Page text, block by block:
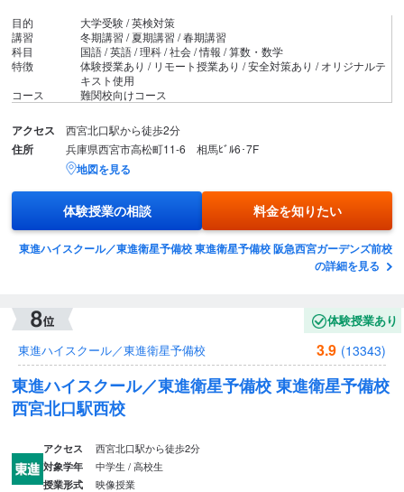
目的
大学受験 / 英検対策
講習
冬期講習 / 夏期講習 / 春期講習
科目
国語 / 英語 / 理科 / 社会 / 情報 / 算数・数学
特徴
体験授業あり / リモート授業あり / 安全対策あり / オリジナルテ
キスト使用
コース
難関校向けコース
アクセス 西宮北口駅から徒歩2分
住所 兵庫県西宮市高松町11-6 相馬ﾋﾞﾙ6･7F
地図を見る
体験授業の相談 料金を知りたい
東進ハイスクール／東進衛星予備校 東進衛星予備校 阪急西宮ガーデンズ前校
の詳細を見る
体験授業あり
東進ハイスクール／東進衛星予備校
3.9 (13343)
東進ハイスクール／東進衛星予備校 東進衛星予備校
西宮北口駅西校
アクセス 西宮北口駅から徒歩2分
対象学年 中学生 / 高校生
授業形式 映像授業